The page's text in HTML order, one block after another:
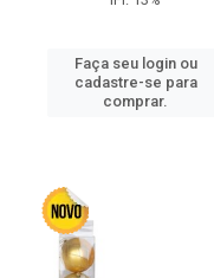
Faça seu login ou
cadastre-se para
comprar.